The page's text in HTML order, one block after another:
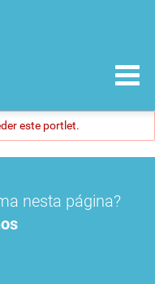
este portlet.
nesta página?